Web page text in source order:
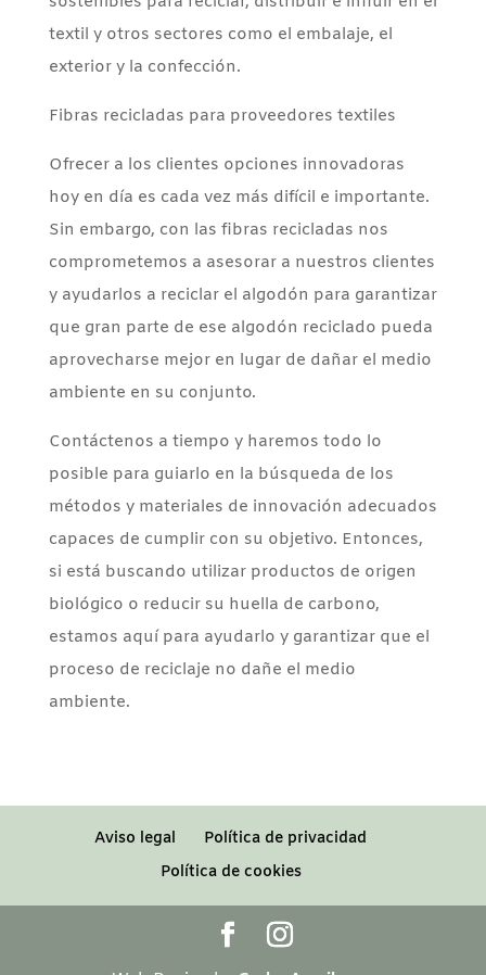
textil y otros sectores como el embalaje, el
exterior y la confección.
Fibras recicladas para proveedores textiles
Ofrecer a los clientes opciones innovadoras
hoy en día es cada vez más difícil e importante.
Sin embargo, con las fibras recicladas nos
comprometemos a asesorar a nuestros clientes
y ayudarlos a reciclar el algodón para garantizar
que gran parte de ese algodón reciclado pueda
aprovecharse mejor en lugar de dañar el medio
ambiente en su conjunto.
Contáctenos a tiempo y haremos todo lo
posible para guiarlo en la búsqueda de los
métodos y materiales de innovación adecuados
capaces de cumplir con su objetivo. Entonces,
si está buscando utilizar productos de origen
biológico o reducir su huella de carbono,
estamos aquí para ayudarlo y garantizar que el
proceso de reciclaje no dañe el medio
ambiente.
Aviso legal
Política de privacidad
Política de cookies